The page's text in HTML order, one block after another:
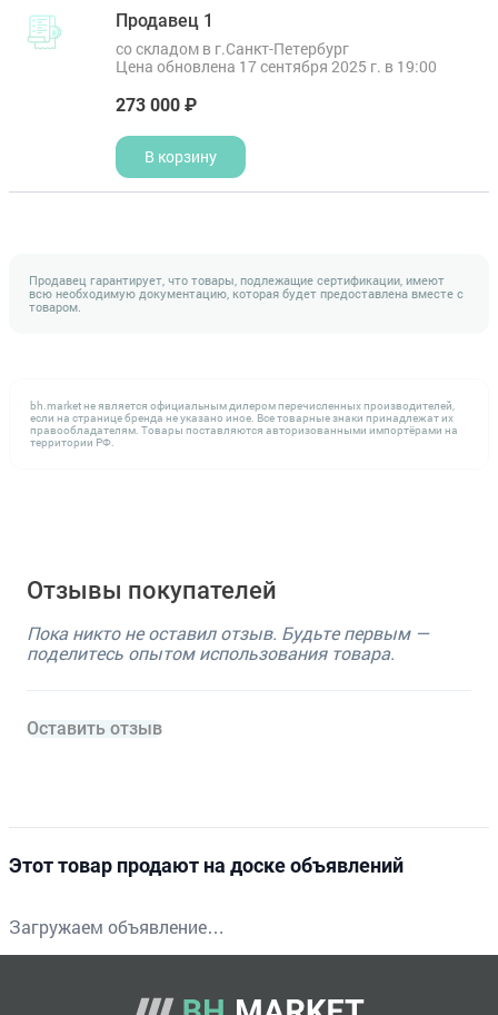
Продавец 1
со складом в г.Санкт-Петербург
Цена обновлена 17 сентября 2025 г. в 19:00
273 000 ₽
В корзину
Продавец гарантирует, что товары, подлежащие сертификации, имеют
всю необходимую документацию, которая будет предоставлена вместе с
товаром.
bh.market не является официальным дилером перечисленных производителей,
если на странице бренда не указано иное. Все товарные знаки принадлежат их
правообладателям. Товары поставляются авторизованными импортёрами на
территории РФ.
Отзывы покупателей
Пока никто не оставил отзыв. Будьте первым —
поделитесь опытом использования товара.
Оставить отзыв
Этот товар продают на доске объявлений
Загружаем объявление…